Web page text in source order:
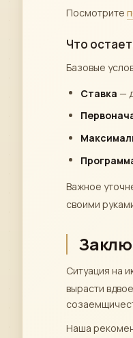
Посмотрите
Что
Базовые
Ставка —
Важное
своими
Ситуация на
вырасти вдвое
Наша